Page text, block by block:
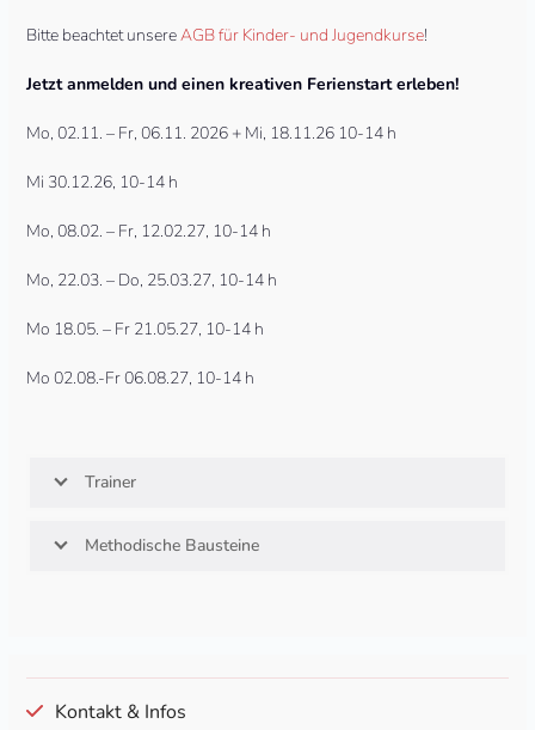
Bitte beachtet unsereAGB für Kinder- und Jugendkurse!
Jetzt anmelden und einen kreativen Ferienstart erleben!
Mo, 02.11. – Fr, 06.11. 2026 + Mi, 18.11.26 10-14 h
Mi 30.12.26, 10-14 h
Mo, 08.02. – Fr, 12.02.27, 10-14 h
Mo, 22.03. – Do, 25.03.27, 10-14 h
Mo 18.05. – Fr 21.05.27, 10-14 h
Mo 02.08.-Fr 06.08.27, 10-14 h
Trainer
Methodische Bausteine
Kontakt & Infos